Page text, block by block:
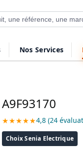
Nos Services
A9F93170
★★★★★4,8 (24
Choix Senia Electrique